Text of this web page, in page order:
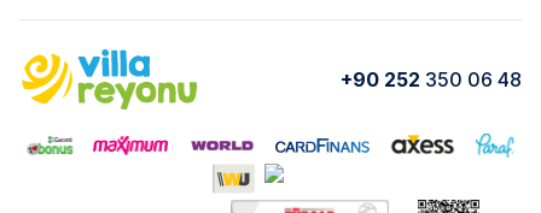
Kurumsal Blog
Yorumlar Nasıl Kiralarım
VİLLA OLENNA 1 VİLLA MERT
VILLA ADRIMA 1
+90 252 350 06 48